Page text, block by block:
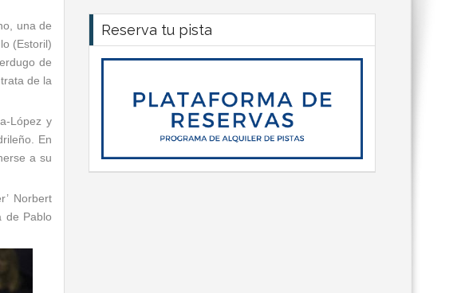
una de
(Estoril)
de
de la
López y
En
a su
Norbert
de Pablo
Reserva tu pista